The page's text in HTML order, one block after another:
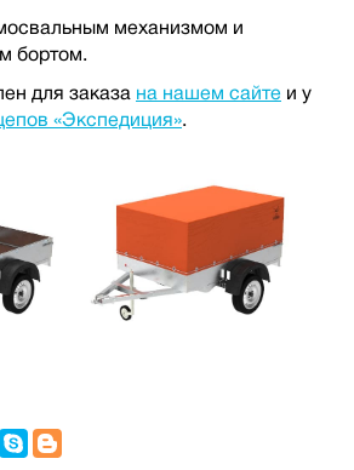
механизмом и
бортом.
для заказа на нашем сайте и у
«Экспедиция».